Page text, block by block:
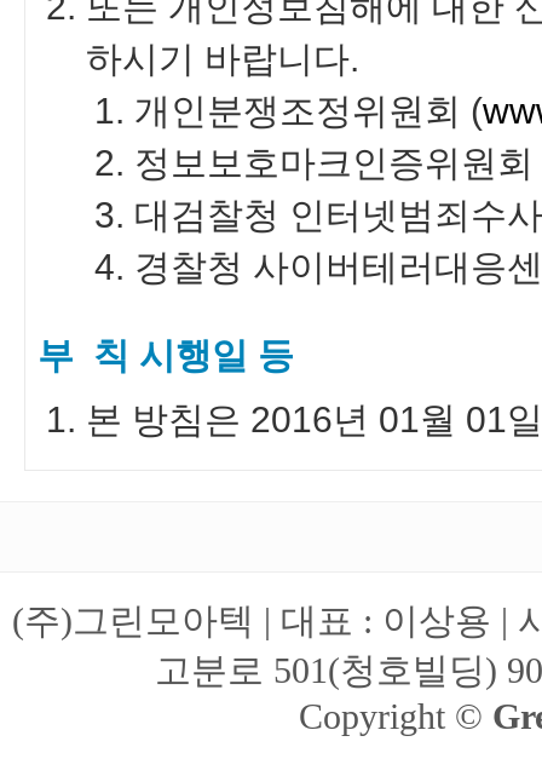
하시기 바랍니다.
개인분쟁조정위원회 (
정보보호마크인증위원회
대검찰청 인터넷범죄수
경찰청 사이버테러대응
부 칙 시행일 등
본 방침은 2016년 01월 01
(주)그린모아텍 | 대표 : 이상용 |
고분로 501(청호빌딩)
Copyright ©